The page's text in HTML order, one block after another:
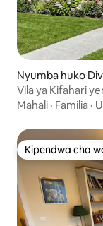
Nyumba huko
Vila ya Kifahari
Alps, dakika 20
Mahali · Familia ·
Kipendwa cha
Kipendwa cha